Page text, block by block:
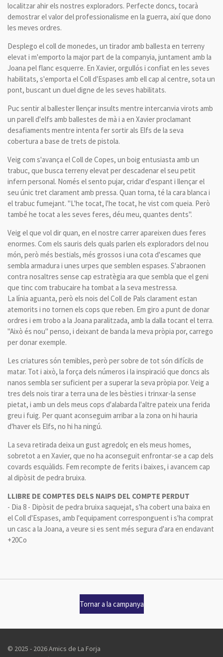
localitzar ahir els nostres exploradors. Perfecte doncs, tocarà
demostrar el valor del professionalisme en la guerra, així que dono
les meves ordres.
Desplego el coll de monedes, un tirador amb ballesta en terreny
elevat i m'emporto la major part de la companyia, juntament amb la
Joana pel flanc esquerre. En Xavier, orgullós i confiat en les seves
habilitats, s'emporta el Coll d'Espases amb ell cap al centre, sota un
pont, buscant un duel digne de les seves habilitats.
Puc sentir al ballester llençar insults mentre intercanvia virots amb
un parell d'elfs amb ballestes de mà i a en Xavier proclamant
desafiaments mentre intenta fer sortir als Elfs de la seva
cobertura a base de trets de pistola.
Veig com s'avança el Coll de Copes, un boig entusiasta amb un
trabuc, que busca terreny elevat per descadenar el seu petit
infern personal. Només el sento pujar, cridar d'espant i llençar el
seu únic tret clarament amb pressa. Quan torna, té la cara blanca i
el trabuc fumejant. "L'he tocat, l'he tocat, he vist com queia. Però
també he tocat a les seves feres, déu meu, quantes dents".
Veig el que vol dir quan, en el nostre carrer apareixen dues feres
enormes. Com els sauris dels quals parlen els exploradors del nou
món, però més bestials, més grossos i una cota d'escames que
sembla armadura i unes urpes que semblen espases. S'abraonen
contra nosaltres sense cap estratègia ara que sembla que el geni
que tinc com trabucaire ha tombat a la seva mestressa.
La línia aguanta, però els nois del Coll de Pals clarament estan
atemorits i no tornen els cops que reben. Em giro a punt de donar
ordres i em trobo a la Joana paralitzada, amb la dalla tocant el terra.
"Això és nou" penso, i deixant de banda la meva pròpia por, carrego
per donar exemple.
Les criatures són temibles, però per sobre de tot són difícils de
matar. Tot i això, la força dels números i la inspiració que doncs als
nanos sembla ser suficient per a superar la seva pròpia por. Veig a
tres dels nois tirar a terra una de les bèsties i trinxar-la sense
pietat, i amb un dels meus cops d'alabarda l'altre pateix una ferida
greu i fuig. Per quant aconseguim arribar a la zona on hi hauria
d'haver els Elfs, no hi ha ningú.
La seva retirada deixa un gust agredolç en els meus homes,
sobretot a en Xavier, que no ha aconseguit enfrontar-se a cap dels
covards esquàlids. Fem recompte de ferits i baixes, i avancem cap
al dipòsit de pedra bruixa.
LLIBRE DE COMPTES DELS NAIPS DEL COMPTE PERDUT
- Dia 8 - Dipòsit de pedra bruixa saquejat, s'ha cobert una baixa en
el Coll d'Espases, amb l'equipament corresponguent i s'ha comprat
un casc a la Joana, a veure si es sent més segura d'ara en endavant
+20Co
Tornar a la campanya
© 2025 - 2026 Amics de La Forja